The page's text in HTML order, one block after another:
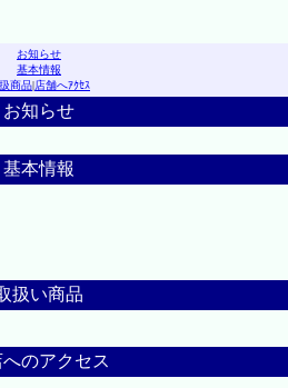
お知らせ
基本情報
商品|店舗へｱｸｾｽ
お知らせ
基本情報
扱い商品
へのアクセス